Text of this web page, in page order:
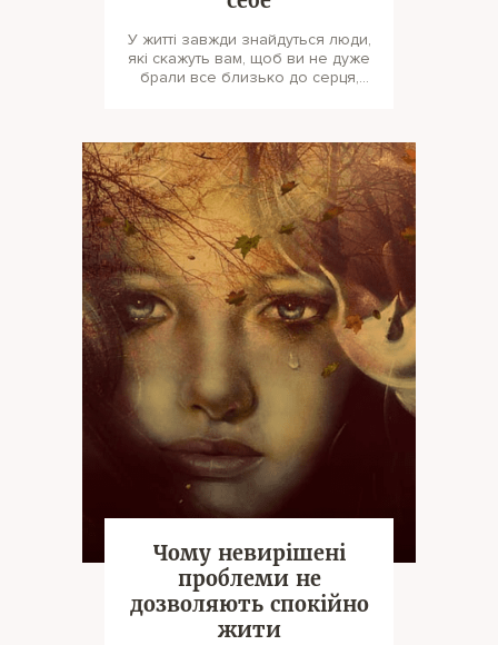
У житті завжди знайдуться люди,
які скажуть вам, щоб ви не дуже
брали все близько до серця,
Чому невирішені
проблеми не
дозволяють спокійно
жити